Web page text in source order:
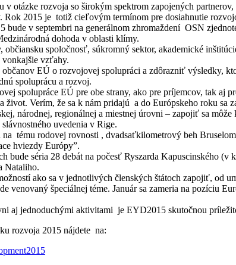
v otázke rozvoja so širokým spektrom zapojených
2015 je totiž cieľovým termínom pre dosiahnutie
bude v septembri na generálnom zhromaždení OSN
dohoda v oblasti klímy.
spoločnosť, súkromný sektor, akademické
vzťahy.
EÚ o rozvojovej spolupráci a zdôrazniť výsledky,
spoluprácu a rozvoj.
spolupráce EÚ pre obe strany, ako pre príjemcov, tak aj
život. Verím, že sa k nám pridajú a do Európskeho roku
národnej, regionálnej a miestnej úrovni – zapojiť sa
uvedenia v Rige.
tému rodovej rovnosti , dvadsaťkilometrový beh
hviezdy Európy”.
bude séria 28 debát na počesť Ryszarda Kapuscinského
Nataliho.
ako sa v jednotlivých členských štátoch zapojiť, od
venovaný špeciálnej téme. Január sa zameria na pozíciu
aj jednoduchými aktivitami je EYD2015 skutočnou
rozvoja 2015 nájdete na: